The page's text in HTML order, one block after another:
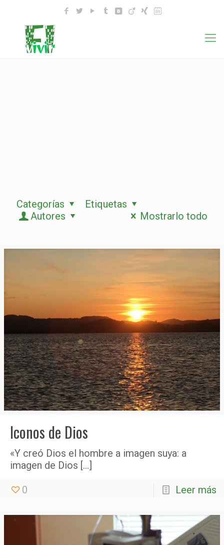
Categorías
Etiquetas
Autores
Mostrarlo todo
Iconos de Dios
«Y creó Dios el hombre a imagen suya: a
imagen de Dios […]
0 Leer más